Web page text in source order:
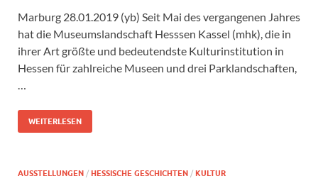
Marburg 28.01.2019 (yb) Seit Mai des vergangenen Jahres
hat die Museumslandschaft Hesssen Kassel (mhk), die in
ihrer Art größte und bedeutendste Kulturinstitution in
Hessen für zahlreiche Museen und drei Parklandschaften,
WEITERLESEN
AUSSTELLUNGEN / HESSISCHE GESCHICHTEN / KULTUR